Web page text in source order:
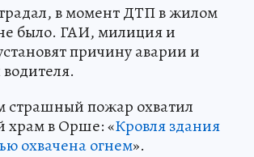
в момент ДТП в жилом
было. ГАИ, милиция и
причину аварии и
страшный пожар охватил
храм в Орше: «Кровля здания
охвачена огнем».